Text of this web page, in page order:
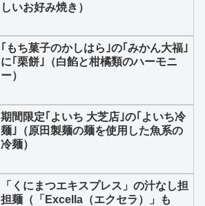
しいお好み焼き）
｢もち菓子のかしはら｣の｢みかん大福｣
に｢栗餅｣（白餡と柑橘類のハーモニ
ー）
期間限定｢よいち 大芝店｣の｢よいち冷
麺｣（原田製麺の麺を使用した魚系の
冷麺）
「くにまつエキスプレス」の汁なし担
担麺（「Excella（エクセラ）」も